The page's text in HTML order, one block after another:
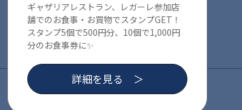
ギャザリアレストラン、レガーレ参加店
舗でのお食事・お買物でスタンプGET！
スタンプ5個で500円分、10個で1,000円
分のお食事券に✨
詳細を見る